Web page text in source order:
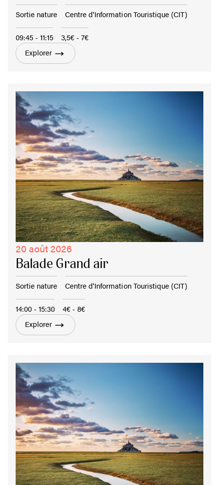
Sortie nature Centre d'Information Touristique (CIT)
09:45 - 11:15
3,5€ - 7€
Explorer
20 août 2026
Balade Grand air
Sortie nature Centre d'Information Touristique (CIT)
14:00 - 15:30
4€ - 8€
Explorer